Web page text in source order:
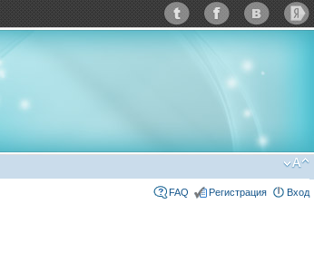
FAQ Регистрация Вход